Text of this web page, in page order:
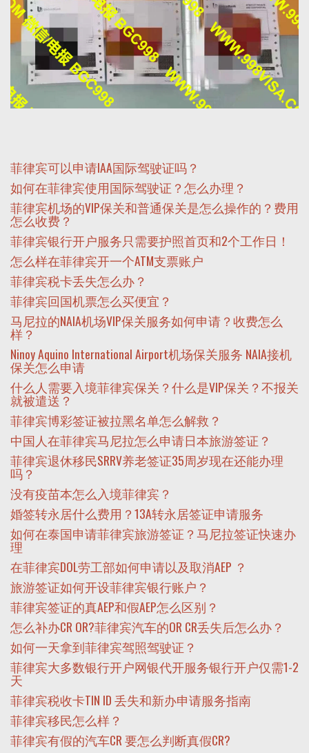
菲律宾可以申请IAA国际驾驶证吗？
如何在菲律宾使用国际驾驶证？怎么办理？
菲律宾机场的VIP保关和普通保关是怎么操作的？费用
怎么收费？
菲律宾银行开户服务只需要护照首页和2个工作日！
怎么样在菲律宾开一个ATM支票账户
菲律宾税卡丢失怎么办？
菲律宾回国机票怎么买便宜？
马尼拉的NAIA机场VIP保关服务如何申请？收费怎么
样？
Ninoy Aquino International Airport机场保关服务 NAIA接机
保关怎么申请
什么人需要入境菲律宾保关？什么是VIP保关？不报关
就被遣送？
菲律宾博彩签证被拉黑名单怎么解救？
中国人在菲律宾马尼拉怎么申请日本旅游签证？
菲律宾退休移民SRRV养老签证35周岁现在还能办理
吗？
没有疫苗本怎么入境菲律宾？
婚签转永居什么费用？13A转永居签证申请服务
如何在泰国申请菲律宾旅游签证？马尼拉签证快速办
理
在菲律宾DOL劳工部如何申请以及取消AEP ？
旅游签证如何开设菲律宾银行账户？
菲律宾签证的真AEP和假AEP怎么区别？
怎么补办CR OR?菲律宾汽车的OR CR丢失后怎么办？
如何一天拿到菲律宾驾照驾驶证？
菲律宾大多数银行开户网银代开服务银行开户仅需1-2
天
菲律宾税收卡TIN ID 丢失和新办申请服务指南
菲律宾移民怎么样？
菲律宾有假的汽车CR 要怎么判断真假CR?